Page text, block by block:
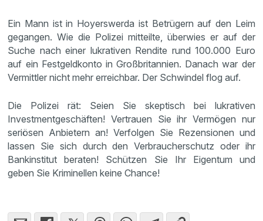
Ein Mann ist in Hoyerswerda ist Betrügern auf den Leim
gegangen. Wie die Polizei mitteilte, überwies er auf der
Suche nach einer lukrativen Rendite rund 100.000 Euro
auf ein Festgeldkonto in Großbritannien. Danach war der
Vermittler nicht mehr erreichbar. Der Schwindel flog auf.
Die Polizei rät: Seien Sie skeptisch bei lukrativen
Investmentgeschäften! Vertrauen Sie ihr Vermögen nur
seriösen Anbietern an! Verfolgen Sie Rezensionen und
lassen Sie sich durch den Verbraucherschutz oder ihr
Bankinstitut beraten! Schützen Sie Ihr Eigentum und
geben Sie Kriminellen keine Chance!